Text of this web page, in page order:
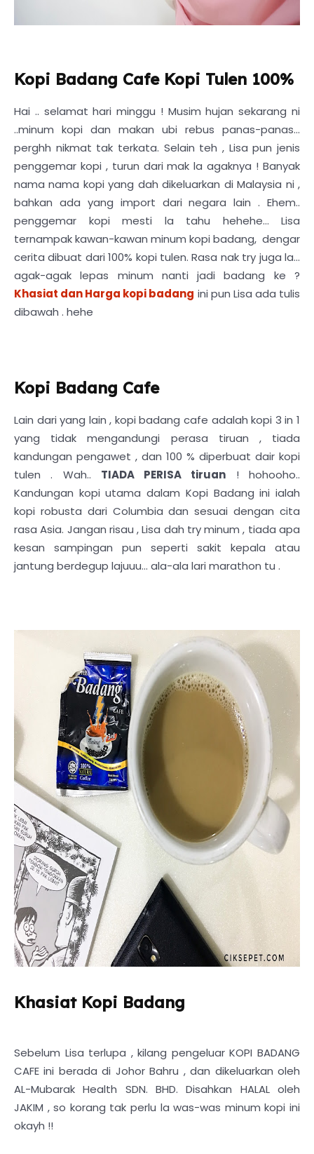
Kopi Badang Cafe Kopi Tulen 100%
Hai .. selamat hari minggu ! Musim hujan sekarang ni
..minum kopi dan makan ubi rebus panas-panas...
perghh nikmat tak terkata. Selain teh , Lisa pun jenis
penggemar kopi , turun dari mak la agaknya ! Banyak
nama nama kopi yang dah dikeluarkan di Malaysia ni ,
bahkan ada yang import dari negara lain . Ehem..
penggemar kopi mesti la tahu hehehe... Lisa
ternampak kawan-kawan minum kopi badang, dengar
cerita dibuat dari 100% kopi tulen. Rasa nak try juga la...
agak-agak lepas minum nanti jadi badang ke ?
Khasiat dan Harga kopi badang ini pun Lisa ada tulis
dibawah . hehe
Kopi Badang Cafe
Lain dari yang lain , kopi badang cafe adalah kopi 3 in 1
yang tidak mengandungi perasa tiruan , tiada
kandungan pengawet , dan 100 % diperbuat dair kopi
tulen . Wah.. TIADA PERISA tiruan ! hohooho..
Kandungan kopi utama dalam Kopi Badang ini ialah
kopi robusta dari Columbia dan sesuai dengan cita
rasa Asia. Jangan risau , Lisa dah try minum , tiada apa
kesan sampingan pun seperti sakit kepala atau
jantung berdegup lajuuu... ala-ala lari marathon tu .
Khasiat Kopi Badang
Sebelum Lisa terlupa , kilang pengeluar KOPI BADANG
CAFE ini berada di Johor Bahru , dan dikeluarkan oleh
AL-Mubarak Health SDN. BHD. Disahkan HALAL oleh
JAKIM , so korang tak perlu la was-was minum kopi ini
okayh !!